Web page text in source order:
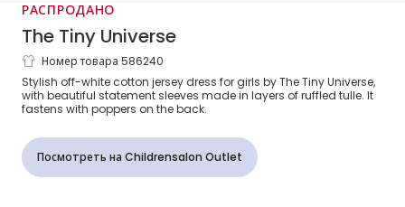
РАСПРОДАНО
The Tiny Universe
Girls White Cotton Dress With Ruffle
Sleeves
Номер товара 586240
Stylish off-white cotton jersey dress for girls by The Tiny Universe,
with beautiful statement sleeves made in layers of ruffled tulle. It
fastens with poppers on the back.
Посмотреть на Childrensalon Outlet